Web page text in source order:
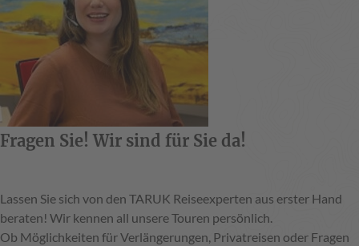
Fragen Sie! Wir sind für Sie da!
Lassen Sie sich von den TARUK Reiseexperten aus erster Hand
beraten! Wir kennen all unsere Touren persönlich.
Ob Möglichkeiten für Verlängerungen, Privatreisen oder Fragen